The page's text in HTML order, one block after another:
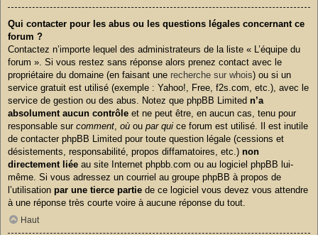
Qui contacter pour les abus ou les questions légales concernant ce
forum ?
Contactez n’importe lequel des administrateurs de la liste « L’équipe du
forum ». Si vous restez sans réponse alors prenez contact avec le
propriétaire du domaine (en faisant une recherche sur whois) ou si un
service gratuit est utilisé (exemple : Yahoo!, Free, f2s.com, etc.), avec le
service de gestion ou des abus. Notez que phpBB Limited n’a
absolument aucun contrôle et ne peut être, en aucun cas, tenu pour
responsable sur comment où ou par qui ce forum est utilisé. Il est inutile
de contacter phpBB Limited pour toute question légale (cessions et
désistements, responsabilité, propos diffamatoires, etc.) non
directement liée au site Internet phpbb.com ou au logiciel phpBB lui-
même. Si vous adressez un courriel au groupe phpBB à propos de
l’utilisation par une tierce partie de ce logiciel vous devez vous attendre
à une réponse très courte voire à aucune réponse du tout.
Haut